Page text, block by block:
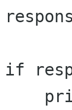
if